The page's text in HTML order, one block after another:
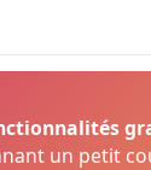
un petit